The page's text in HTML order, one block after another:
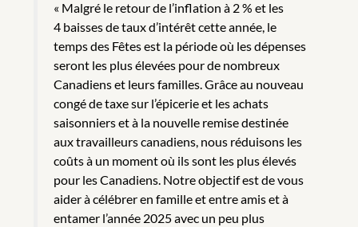
« Malgré le retour de l’inflation à 2 % et les
4 baisses de taux d’intérêt cette année, le
temps des Fêtes est la période où les dépenses
seront les plus élevées pour de nombreux
Canadiens et leurs familles. Grâce au nouveau
congé de taxe sur l’épicerie et les achats
saisonniers et à la nouvelle remise destinée
aux travailleurs canadiens, nous réduisons les
coûts à un moment où ils sont les plus élevés
pour les Canadiens. Notre objectif est de vous
aider à célébrer en famille et entre amis et à
entamer l’année 2025 avec un peu plus